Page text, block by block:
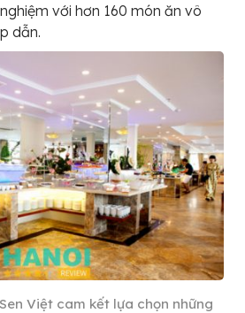
với hơn 160 món ăn vô
dẫn.
Việt cam kết lựa chọn những